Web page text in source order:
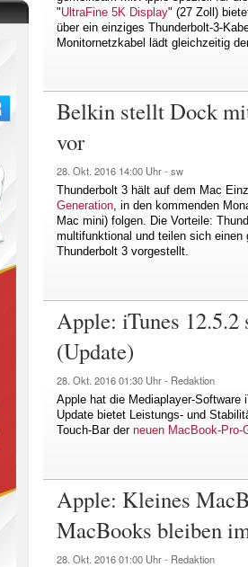
"UltraFine 5K Display" (27 Zoll)
über ein einziges Thunderbolt-3-
Monitornetzkabel lädt gleichzeitig
Belkin stellt Dock
vor
28. Okt. 2016 14:00 Uhr - sw
Thunderbolt 3 hält auf dem Mac
Generation, in den kommenden
Mac mini) folgen. Die Vorteile:
multifunktional und teilen sich
Thunderbolt 3 vorgestellt.
Apple: iTunes
(Update)
28. Okt. 201601:30 Uhr - Redaktion
Apple hat die Mediaplayer-Software
Update bietet Leistungs- und
Touch-Bar der neuen MacBook-Pro-
Apple: Kleines
MacBooks bleiben
28. Okt. 201601:00 Uhr - Redaktion